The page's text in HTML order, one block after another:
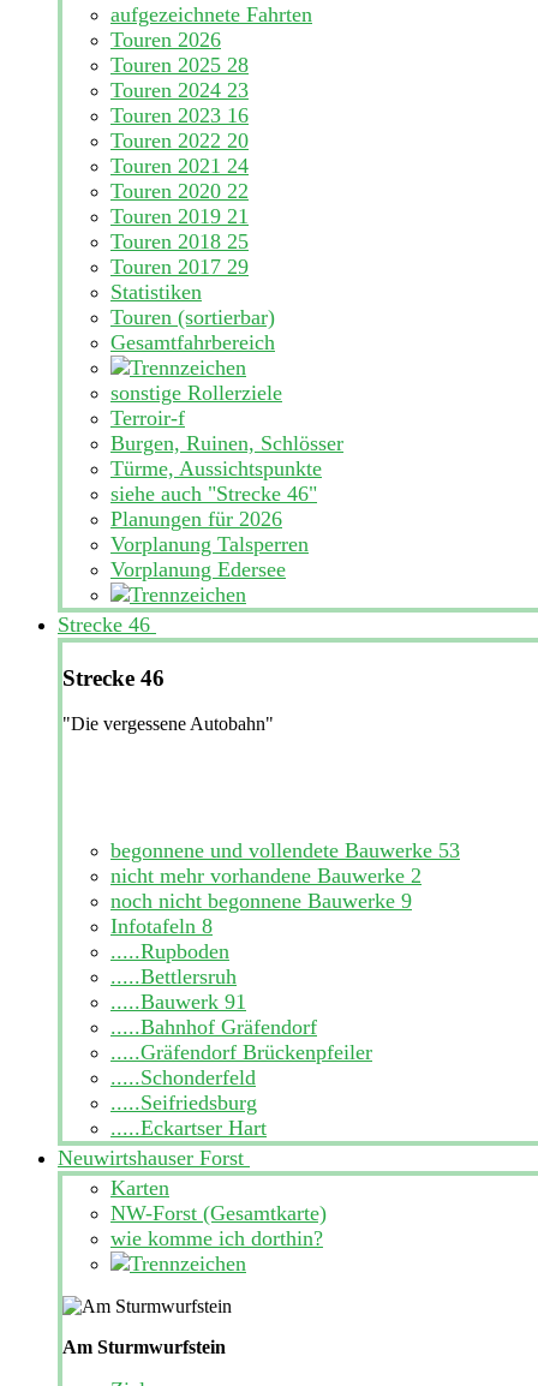
aufgezeichnete Fahrten
Touren 2026
Touren 2025 28
Touren 2024 23
Touren 2023 16
Touren 2022 20
Touren 2021 24
Touren 2020 22
Touren 2019 21
Touren 2018 25
Touren 2017 29
Statistiken
Touren (sortierbar)
Gesamtfahrbereich
sonstige Rollerziele
Terroir-f
Burgen, Ruinen, Schlösser
Türme, Aussichtspunkte
siehe auch "Strecke 46"
Planungen für 2026
Vorplanung Talsperren
Vorplanung Edersee
Strecke 46
Strecke 46
"Die vergessene Autobahn"
begonnene und vollendete Bauwerke 53
nicht mehr vorhandene Bauwerke 2
noch nicht begonnene Bauwerke 9
Infotafeln 8
.....Rupboden
.....Bettlersruh
.....Bauwerk 91
.....Bahnhof Gräfendorf
.....Gräfendorf Brückenpfeiler
.....Schonderfeld
.....Seifriedsburg
.....Eckartser Hart
Neuwirtshauser Forst
Karten
NW-Forst (Gesamtkarte)
wie komme ich dorthin?
Am Sturmwurfstein